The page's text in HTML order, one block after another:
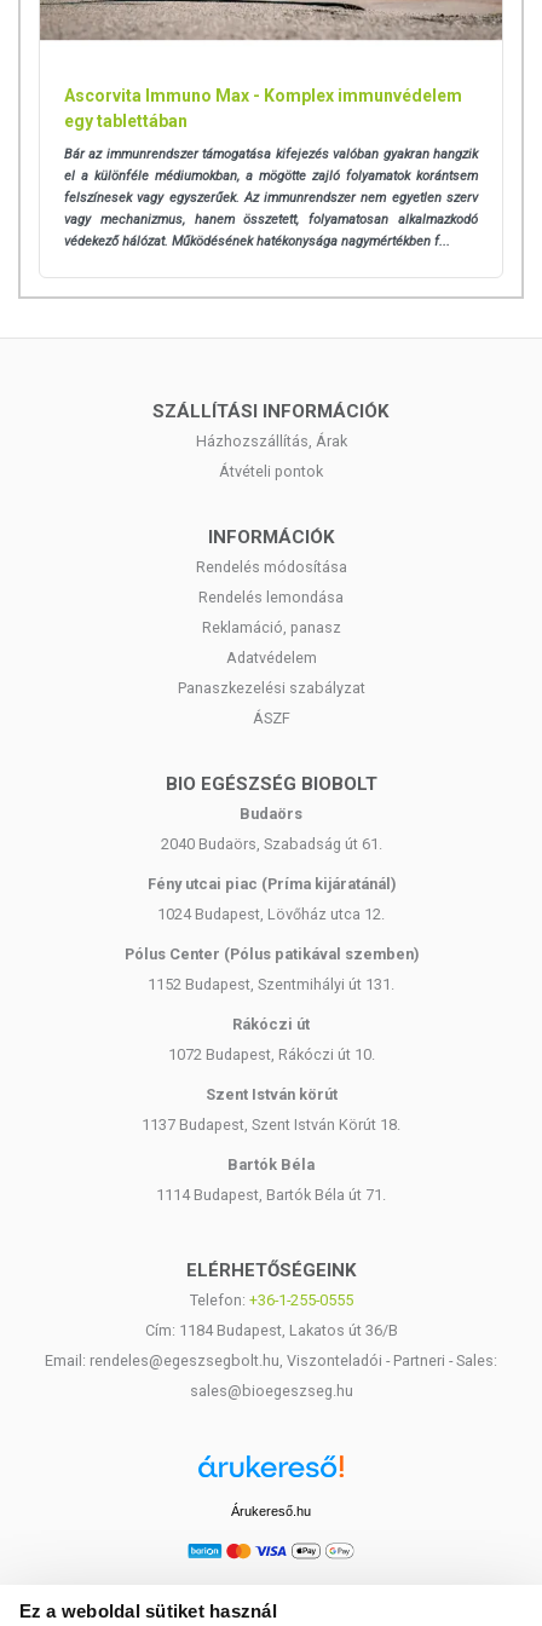
Ez a weboldal sütiket használ
Ascorvita Immuno Max - Komplex immunvédelem
egy tablettában
Bár az immunrendszer támogatása kifejezés valóban gyakran hangzik
el a különféle médiumokban, a mögötte zajló folyamatok korántsem
felszínesek vagy egyszerűek. Az immunrendszer nem egyetlen szerv
vagy mechanizmus, hanem összetett, folyamatosan alkalmazkodó
védekező hálózat. Működésének hatékonysága nagymértékben f...
SZÁLLÍTÁSI INFORMÁCIÓK
Házhozszállítás, Árak
Átvételi pontok
INFORMÁCIÓK
Rendelés módosítása
Rendelés lemondása
Reklamáció, panasz
Adatvédelem
Panaszkezelési szabályzat
ÁSZF
BIO EGÉSZSÉG BIOBOLT
Budaörs
2040 Budaörs, Szabadság út 61.
Fény utcai piac (Príma kijáratánál)
1024 Budapest, Lövőház utca 12.
Pólus Center (Pólus patikával szemben)
1152 Budapest, Szentmihályi út 131.
Rákóczi út
1072 Budapest, Rákóczi út 10.
Szent István körút
1137 Budapest, Szent István Körút 18.
Bartók Béla
1114 Budapest, Bartók Béla út 71.
ELÉRHETŐSÉGEINK
Telefon: +36-1-255-0555
Cím: 1184 Budapest, Lakatos út 36/B
Email: rendeles@egeszsegbolt.hu, Viszonteladói - Partneri - Sales:
sales@bioegeszseg.hu
Árukereső.hu